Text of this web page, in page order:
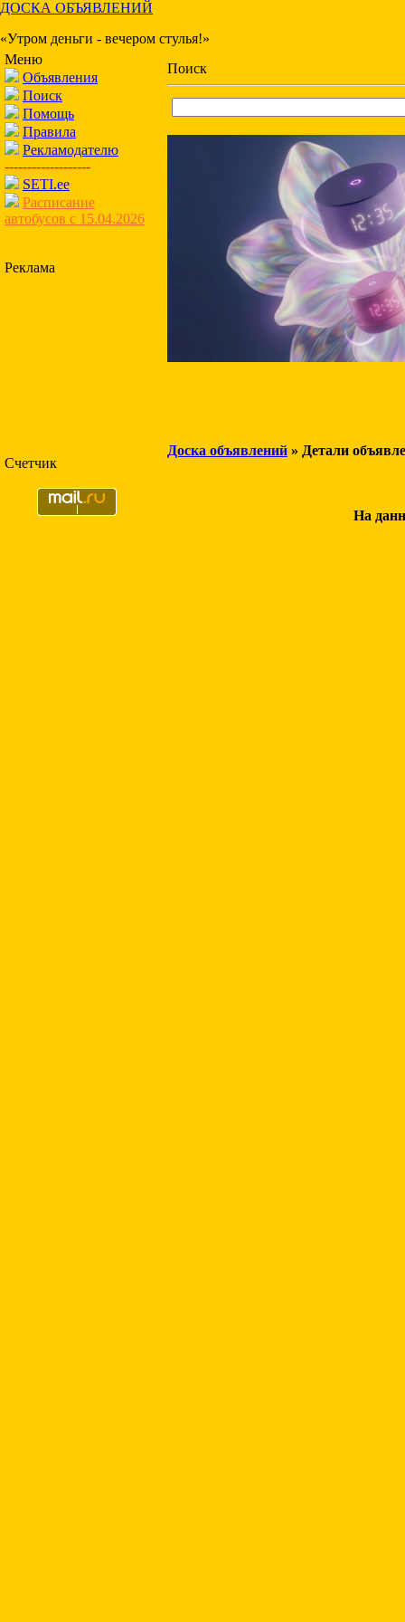
ДОСКА ОБЪЯВЛЕНИЙ
«Утром деньги - вечером стулья!»
Меню
Объявления
Поиск
Помощь
Правила
Рекламодателю
-------------------
SETI.ee
Расписание
автобусов с 15.04.2026
Реклама
Счетчик
Поиск
Доска объявлений » Детали
На